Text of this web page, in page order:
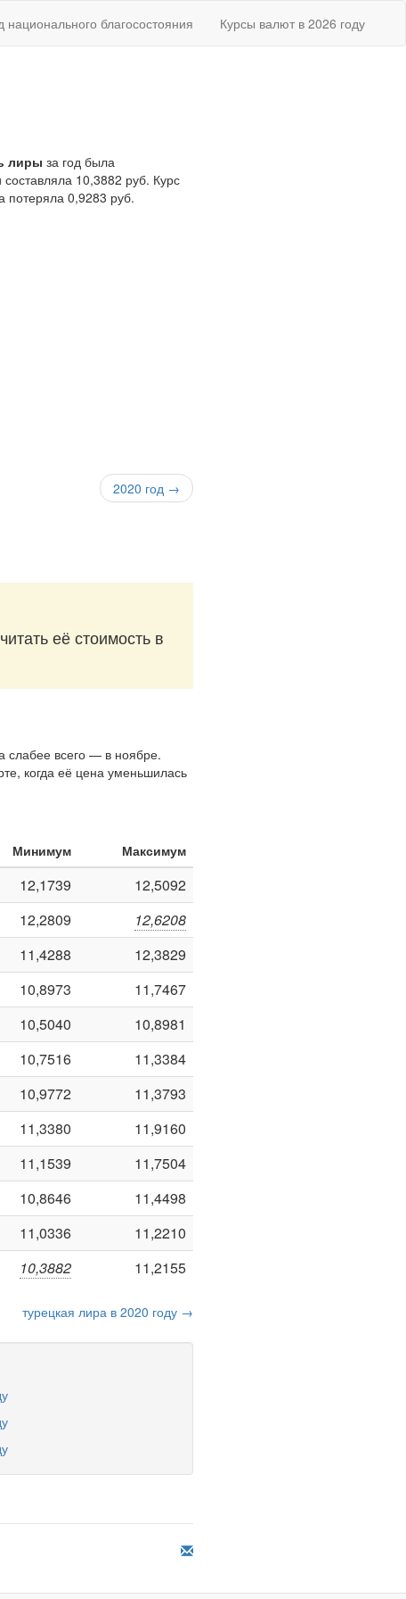
национального благосостояния Курсы валют в 2026 году
лиры за год была
10,3882 руб. Курс
потеряла 0,9283 руб.
2020 год →
её стоимость в
слабее всего — в ноябре.
когда её цена уменьшилась
Минимум Максимум
12,1739
12,5092
12,2809
12,6208
11,4288
12,3829
10,8973
11,7467
10,5040
10,8981
10,7516
11,3384
10,9772
11,3793
11,3380
11,9160
11,1539
11,7504
10,8646
11,4498
11,0336
11,2210
10,3882 11,2155
турецкая лира в 2020 году →